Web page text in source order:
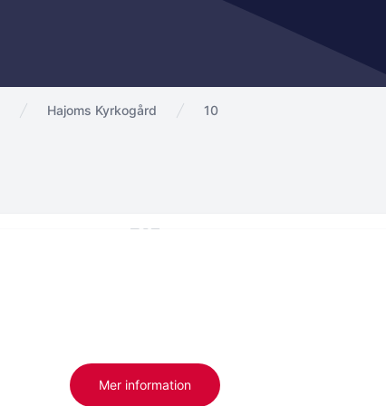
Hajoms Kyrkogård 10
Mer information